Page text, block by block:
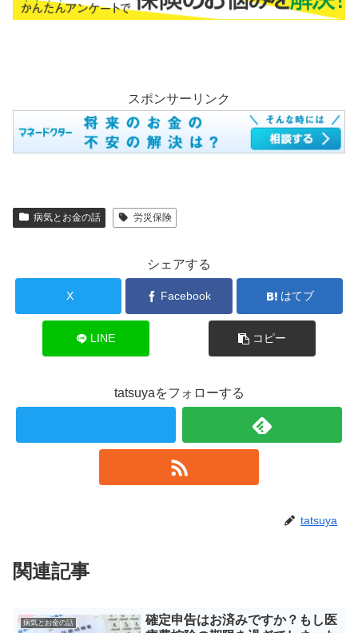
スポンサーリンク
病気とお金の話 労災保険
シェアする
X Facebook はてブ
LINE コピー
tatsuyaをフォローする
tatsuya
関連記事
病気とお金の話
確定申告はお済みですか？もし医